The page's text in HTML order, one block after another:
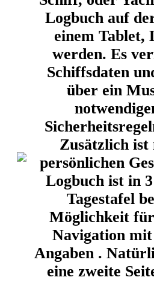
Logbuch auf
einem Tablet,
werden. Es
Schiffsdaten
über ein
Zusätzlich ist
persönlichen
Logbuch ist in
Tagestafel
Möglichkeit für
Navigation mit
Angaben .
eine zweite